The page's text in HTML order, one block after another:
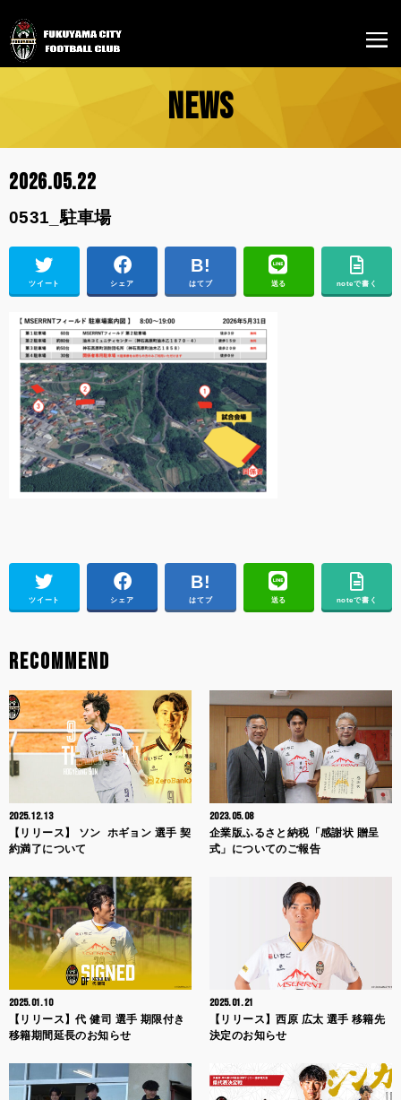
NEWS
2026.05.22
0531_駐車場
ツイート シェア はてブ 送る noteで書く
ツイート シェア はてブ 送る noteで書く
RECOMMEND
2025.12.13
【リリース】 ソン ホギョン 選手 契
約満了について
2023.05.08
企業版ふるさと納税「感謝状 贈呈
式」についてのご報告
2025.01.10
【リリース】代 健司 選手 期限付き
移籍期間延長のお知らせ
2025.01.21
【リリース】西原 広太 選手 移籍先
決定のお知らせ